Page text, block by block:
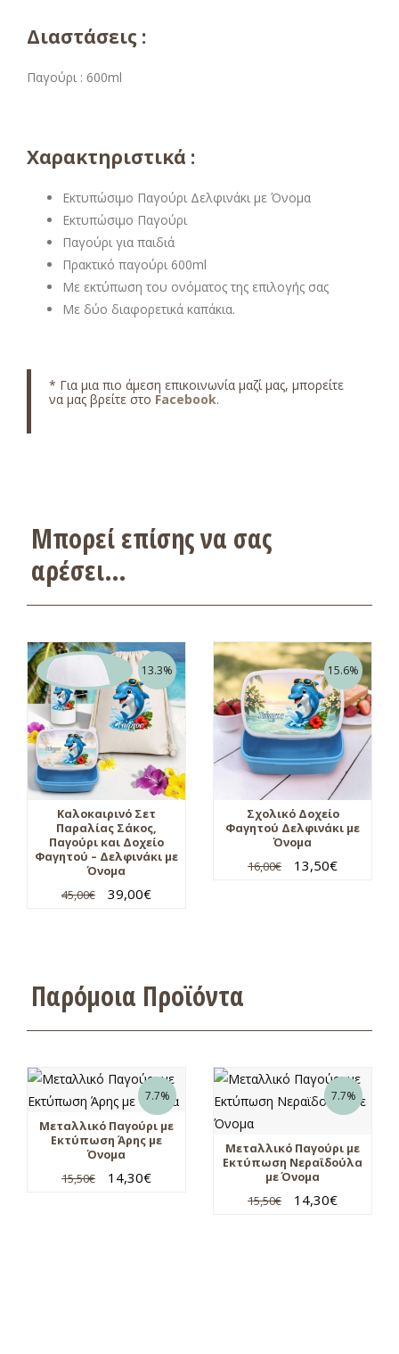
Διαστάσεις :
Παγούρι : 600ml
Χαρακτηριστικά :
Εκτυπώσιμο Παγούρι Δελφινάκι με Όνομα
Εκτυπώσιμο Παγούρι
Παγούρι για παιδιά
Πρακτικό παγούρι 600ml
Με εκτύπωση του ονόματος της επιλογής σας
Με δύο διαφορετικά καπάκια.
* Για μια πιο άμεση επικοινωνία μαζί μας, μπορείτε
να μας βρείτε στο Facebook.
Μπορεί επίσης να σας
αρέσει…
13.3%
Καλοκαιρινό Σετ
Παραλίας Σάκος,
Παγούρι και Δοχείο
Φαγητού – Δελφινάκι με
Όνομα
45,00€ 39,00€
15.6%
Σχολικό Δοχείο
Φαγητού Δελφινάκι με
Όνομα
16,00€ 13,50€
Παρόμοια Προϊόντα
7.7%
Μεταλλικό Παγούρι με
Εκτύπωση Άρης με
Όνομα
15,50€ 14,30€
7.7%
Μεταλλικό Παγούρι με
Εκτύπωση Νεραϊδούλα
με Όνομα
15,50€ 14,30€